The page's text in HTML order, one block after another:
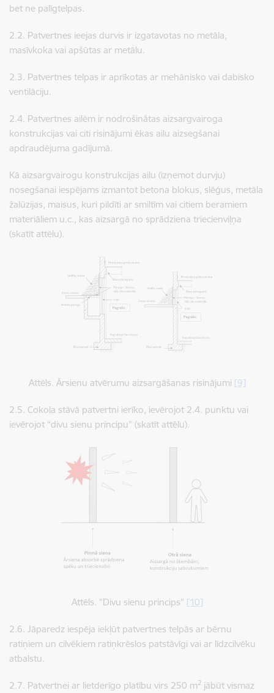
bet ne palīgtelpas.
2.2. Patvertnes ieejas durvis ir izgatavotas no metāla,
masīvkoka vai apšūtas ar metālu.
2.3. Patvertnes telpas ir aprīkotas ar mehānisko vai dabisko
ventilāciju.
2.4. ​​​​​​​Patvertnes ailēm ir nodrošinātas aizsargvairoga
konstrukcijas vai citi risinājumi ēkas ailu aizsegšanai
apdraudējuma gadījumā.
Kā aizsargvairogu konstrukcijas ailu (izņemot durvju)
nosegšanai iespējams izmantot betona blokus, slēģus, metāla
žalūzijas, maisus, kuri pildīti ar smiltīm vai citiem beramiem
materiāliem u.c., kas aizsargā no sprādziena triecienviļņa
(skatīt attēlu).
Attēls. Ārsienu atvērumu aizsargāšanas risinājumi [9]
2.5. ​​​​​​​Cokola stāvā patvertni ierīko, ievērojot 2.4. punktu vai
ievērojot “divu sienu principu” (skatīt attēlu).
Attēls. "Divu sienu princips" [10]
2.6. ​​​​​​​Jāparedz iespēja iekļūt patvertnes telpās ar bērnu
ratiņiem un cilvēkiem ratiņkrēslos patstāvīgi vai ar līdzcilvēku
atbalstu.
2.7. ​​​​Patvertnei ar lietderīgo platību virs 250 m2 jābūt vismaz